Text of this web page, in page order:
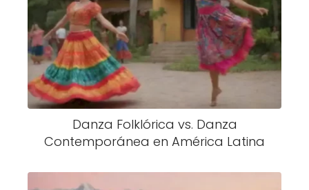
Danza Folklórica vs. Danza
Contemporánea en América Latina